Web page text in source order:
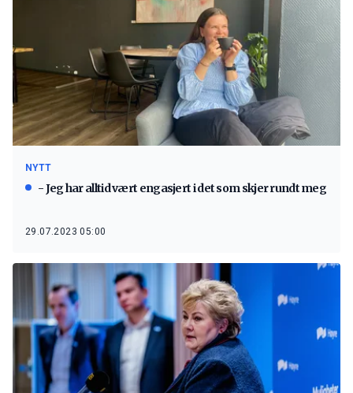
NYTT
- Jeg har alltid vært engasjert i det som skjer rundt meg
29.07.2023 05:00